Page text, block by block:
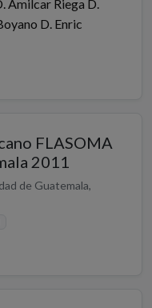
Amilcar Riega D.
D. Enric
FLASOMA
2011
de Guatemala,